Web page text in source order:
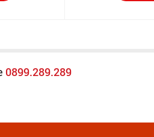
0899.289.289